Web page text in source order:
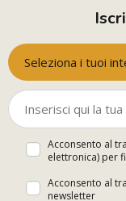
Seleziona i tuoi
Acconsento al
elettronica) per
Acconsento al
newsletter